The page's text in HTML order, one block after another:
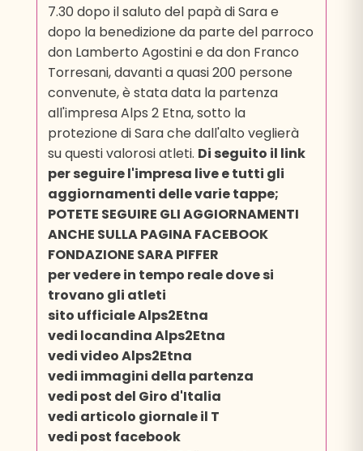
7.30 dopo il saluto del papà di Sara e
dopo la benedizione da parte del parroco
don Lamberto Agostini e da don Franco
Torresani, davanti a quasi 200 persone
convenute, è stata data la partenza
all'impresa Alps 2 Etna, sotto la
protezione di Sara che dall'alto veglierà
su questi valorosi atleti. Di seguito il link
per seguire l'impresa live e tutti gli
aggiornamenti delle varie tappe;
POTETE SEGUIRE GLI AGGIORNAMENTI
ANCHE SULLA PAGINA FACEBOOK
FONDAZIONE SARA PIFFER
per vedere in tempo reale dove si
trovano gli atleti
sito ufficiale Alps2Etna
vedi locandina Alps2Etna
vedi video Alps2Etna
vedi immagini della partenza
vedi post del Giro d'Italia
vedi articolo giornale il T
vedi post facebook